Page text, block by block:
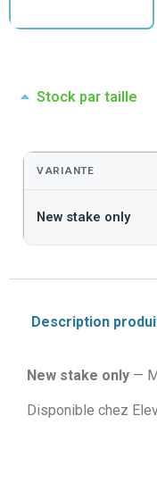
Stock par taille
VARIANTE
New stake only
Description
New stake only —
Disponible chez